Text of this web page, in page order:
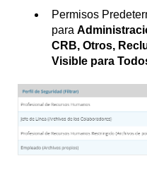
Permisos
para
CRB, Otros,
Visible para